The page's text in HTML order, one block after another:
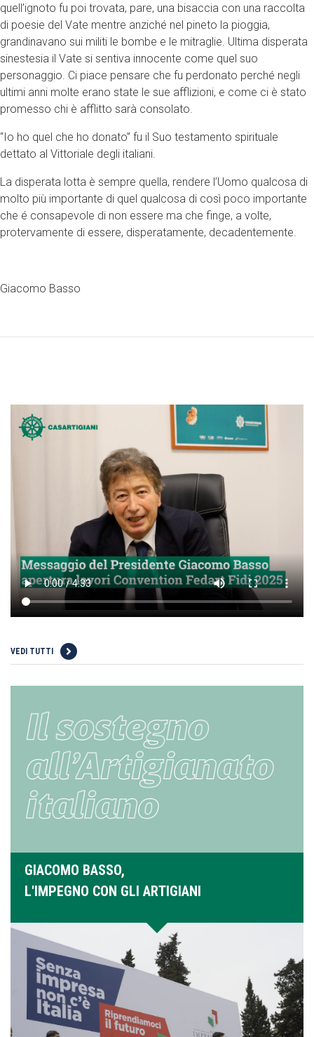
quell’ignoto fu poi trovata, pare, una bisaccia con una raccolta
di poesie del Vate mentre anziché nel pineto la pioggia,
grandinavano sui militi le bombe e le mitraglie. Ultima disperata
sinestesia il Vate si sentiva innocente come quel suo
personaggio. Ci piace pensare che fu perdonato perché negli
ultimi anni molte erano state le sue afflizioni, e come ci è stato
promesso chi è afflitto sarà consolato.
“Io ho quel che ho donato” fu il Suo testamento spirituale
dettato al Vittoriale degli italiani.
La disperata lotta è sempre quella, rendere l’Uomo qualcosa di
molto più importante di quel qualcosa di così poco importante
che é consapevole di non essere ma che finge, a volte,
protervamente di essere, disperatamente, decadentemente.
Giacomo Basso
VEDI TUTTI
GIACOMO BASSO,
L'IMPEGNO CON GLI ARTIGIANI